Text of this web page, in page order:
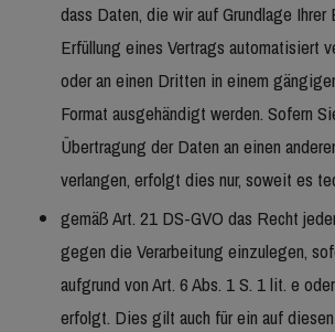
dass Daten, die wir auf Grundlage
Erfüllung eines Vertrags automatisiert
oder an einen Dritten in einem
Format ausgehändigt werden. Sofern
Übertragung der Daten an einen
verlangen, erfolgt dies nur, soweit es
gemäß Art. 21 DS-GVO das Recht
gegen die Verarbeitung einzulegen,
aufgrund von Art. 6 Abs. 1 S. 1 lit. e
erfolgt. Dies gilt auch für ein auf